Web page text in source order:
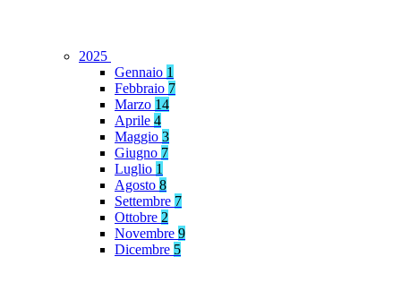
2025
Gennaio 1
Febbraio 7
Marzo 14
Aprile 4
Maggio 3
Giugno 7
Luglio 1
Agosto 8
Settembre 7
Ottobre 2
Novembre 9
Dicembre 5